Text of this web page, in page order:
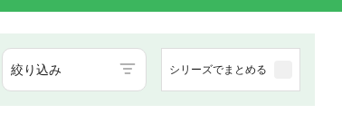
絞り込み シリーズでまとめる